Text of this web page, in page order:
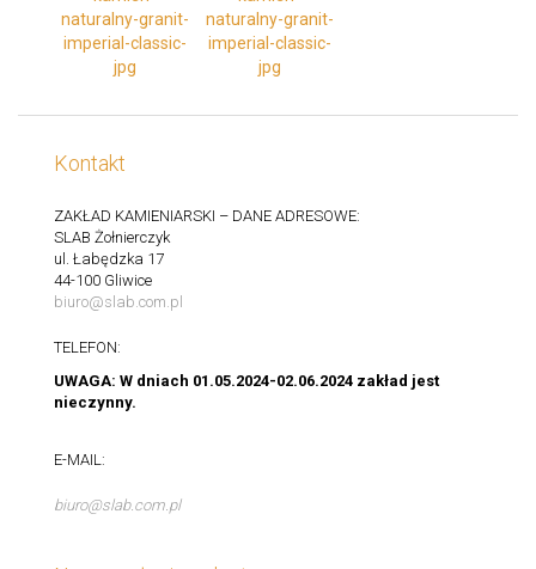
Kontakt
ZAKŁAD KAMIENIARSKI – DANE ADRESOWE:
SLAB Żołnierczyk
ul. Łabędzka 17
44-100 Gliwice
biuro@slab.com.pl
TELEFON:
UWAGA: W dniach 01.05.2024-02.06.2024 zakład jest
nieczynny.
E-MAIL:
biuro@slab.com.pl